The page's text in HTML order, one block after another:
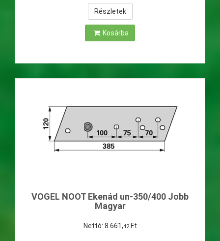
Részletek
Kosárba
VOGEL NOOT Ekenád un-350/400 Jobb
Magyar
Nettó: 8 661,42 Ft